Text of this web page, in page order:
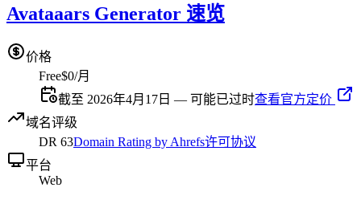
Avataaars Generator 速览
价格
Free$0/月
截至 2026年4月17日 — 可能已过时查看官方定价
域名评级
DR 63Domain Rating by Ahrefs许可协议
平台
Web